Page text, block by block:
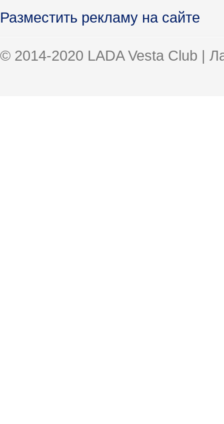
Разместить рекламу на сайте
© 2014-2020 LADA Vesta Club |